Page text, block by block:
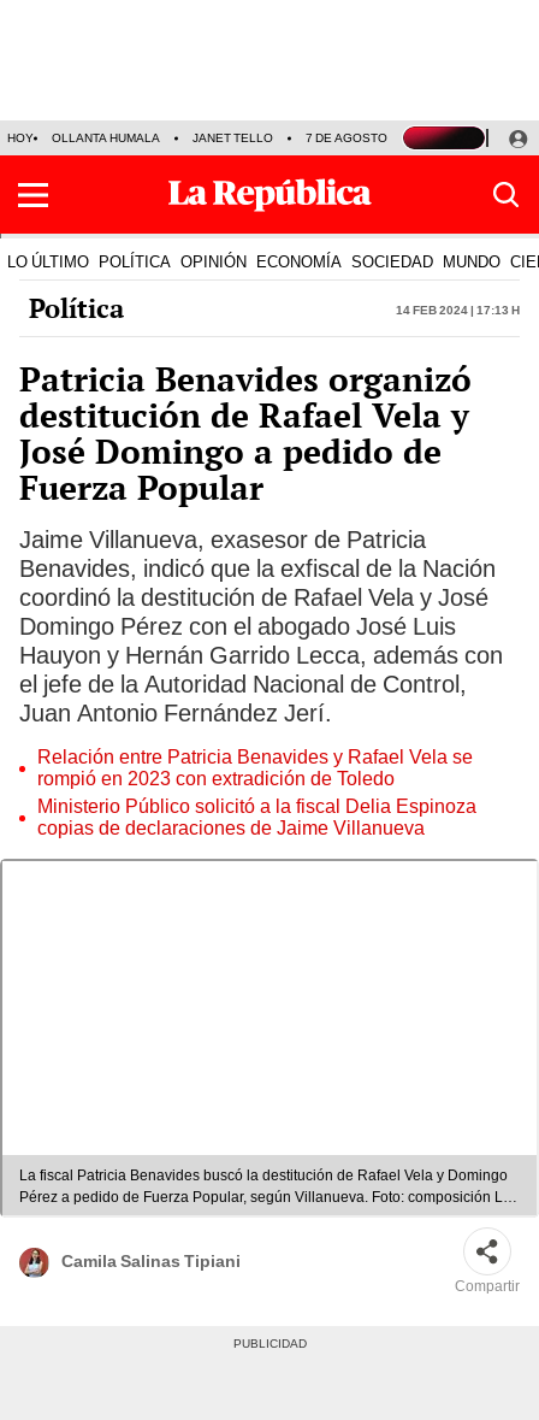
HOY OLLANTA HUMALA JANET TELLO 7 DE AGOSTO TINKA RESULTADOS
LO ÚLTIMO POLÍTICA OPINIÓN ECONOMÍA SOCIEDAD MUNDO
Política 14 Feb 2024 | 17:13 h
Patricia Benavides organizó
destitución de Rafael Vela y
José Domingo a pedido de
Fuerza Popular
Jaime Villanueva, exasesor de Patricia
Benavides, indicó que la exfiscal de la Nación
coordinó la destitución de Rafael Vela y José
Domingo Pérez con el abogado José Luis
Hauyon y Hernán Garrido Lecca, además con
el jefe de la Autoridad Nacional de Control,
Juan Antonio Fernández Jerí.
Relación entre Patricia Benavides y Rafael Vela se
rompió en 2023 con extradición de Toledo
Ministerio Público solicitó a la fiscal Delia Espinoza
copias de declaraciones de Jaime Villanueva
La fiscal Patricia Benavides buscó la destitución de Rafael Vela y Domingo
Pérez a pedido de Fuerza Popular, según Villanueva. Foto: composición LR
de Gerson Cardoso/Andina
Camila Salinas Tipiani
Compartir